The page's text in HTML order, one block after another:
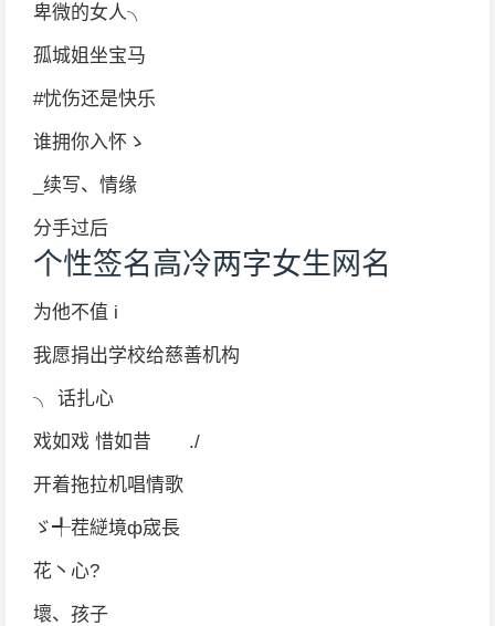
卑微的女人╮
孤城姐坐宝马
#忧伤还是快乐
谁拥你入怀ゝ
_续写、情缘
分手过后
个性签名高冷两字女生网名
为他不值 i
我愿捐出学校给慈善机构
╮ 话扎心
戏如戏 惜如昔 ./
开着拖拉机唱情歌
ゞ╃茬縌境ф宬長
花丶心?
壞、孩子